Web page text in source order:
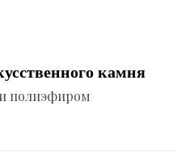
камня
полиэфиром